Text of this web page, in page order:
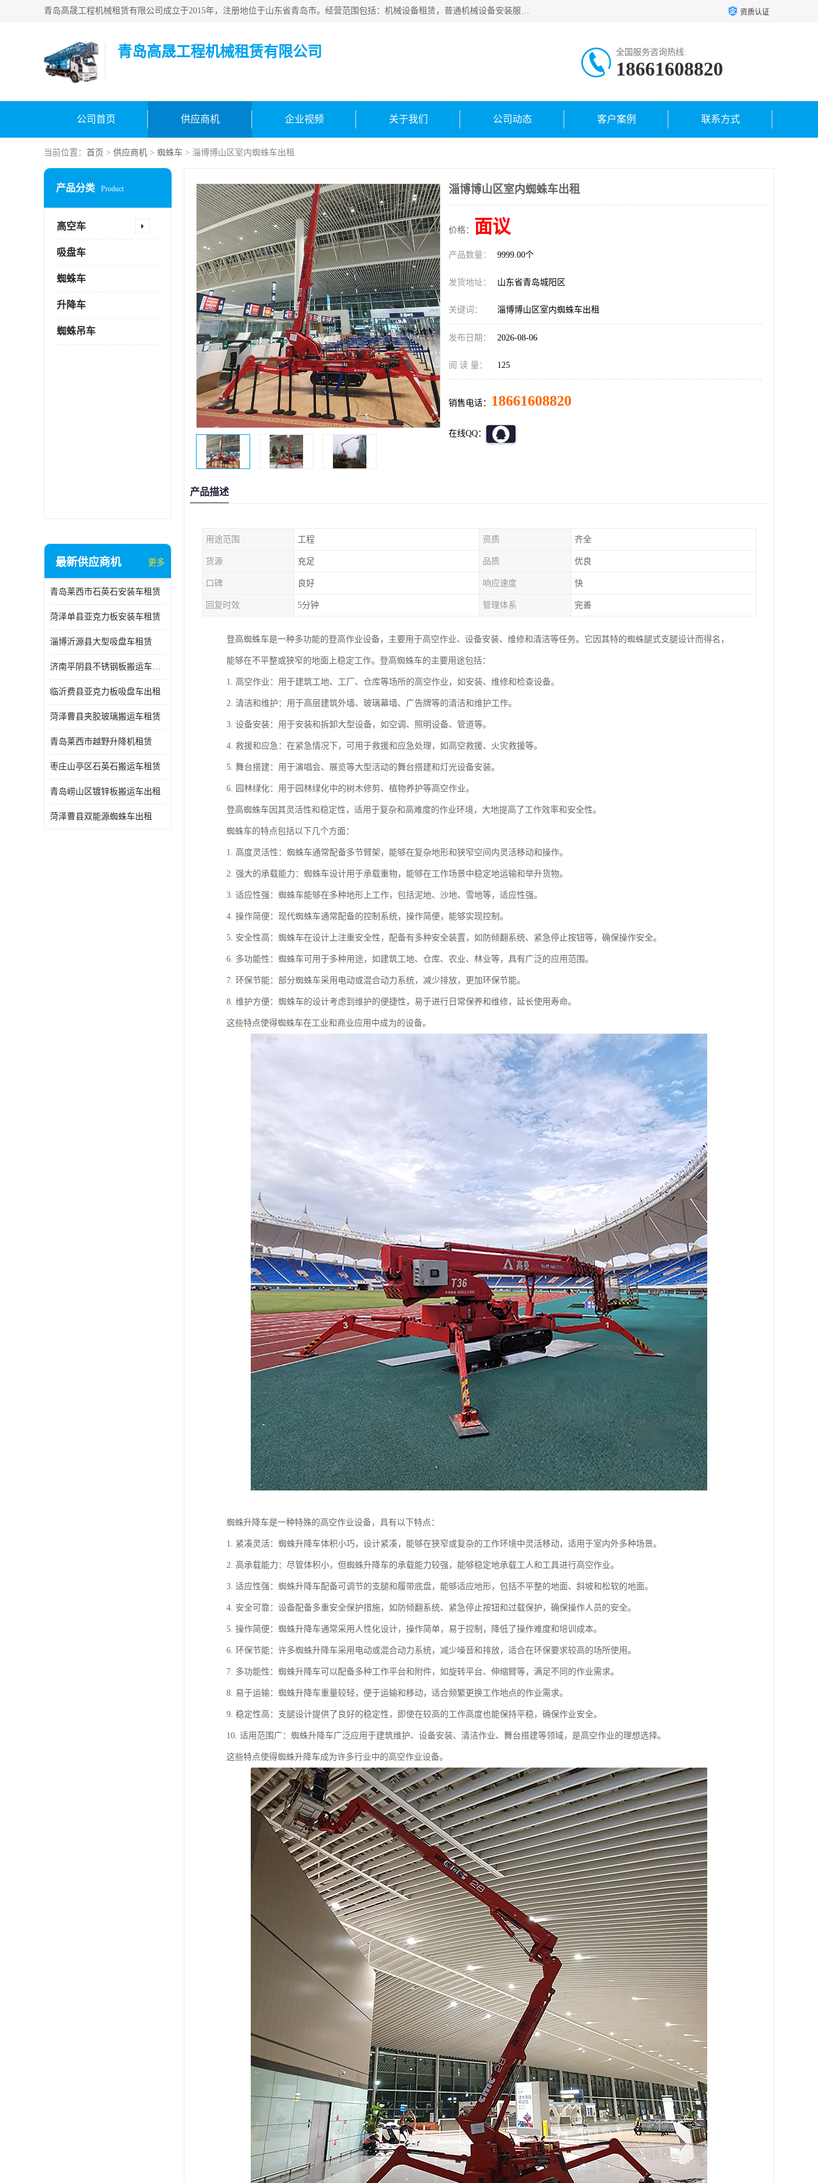
青岛高晟工程机械租赁有限公司成立于2015年，注册地位于山东省青岛市。经营范围包括：机械设备租赁，普通机械设备安装服务，电子、机械设备维护，专用设备修理，通用设备修理，机械设备销售，环境保护专用设备销售，建筑材料销售，专业保洁、清洗、消毒服务，劳动保护用品销售，信息技术咨询服务，汽车拖车、求援、清障服务，物业管理；工程管理服务，货物进出口，技术进出口，汽车销售，新能源汽车整车销售等。 资质认证
青岛高晟工程机械租赁有限公司 全国服务咨询热线:
18661608820
公司首页 供应商机 企业视频 关于我们 公司动态 客户案例 联系方式
当前位置： 首页 > 供应商机 > 蜘蛛车 > 淄博博山区室内蜘蛛车出租
产品分类 Product
高空车
吸盘车
蜘蛛车
升降车
蜘蛛吊车
最新供应商机 更多
青岛莱西市石英石安装车租赁
菏泽单县亚克力板安装车租赁
淄博沂源县大型吸盘车租赁
济南平阴县不锈钢板搬运车出租
临沂费县亚克力板吸盘车出租
菏泽曹县夹胶玻璃搬运车租赁
青岛莱西市越野升降机租赁
枣庄山亭区石英石搬运车租赁
青岛崂山区镀锌板搬运车出租
菏泽曹县双能源蜘蛛车出租
淄博博山区室内蜘蛛车出租
价格： 面议
产品数量： 9999.00个
发货地址： 山东省青岛城阳区
关键词： 淄博博山区室内蜘蛛车出租
发布日期： 2026-08-06
阅 读 量： 125
销售电话： 18661608820
在线QQ：
产品描述
用途范围 工程 资质 齐全
货源 充足 品质 优良
口碑 良好 响应速度 快
回复时效 5分钟 管理体系 完善
登高蜘蛛车是一种多功能的登高作业设备，主要用于高空作业、设备安装、维修和清洁等任务。它因其特的蜘蛛腿式支腿设计而得名，
能够在不平整或狭窄的地面上稳定工作。登高蜘蛛车的主要用途包括：
1. 高空作业：用于建筑工地、工厂、仓库等场所的高空作业，如安装、维修和检查设备。
2. 清洁和维护：用于高层建筑外墙、玻璃幕墙、广告牌等的清洁和维护工作。
3. 设备安装：用于安装和拆卸大型设备，如空调、照明设备、管道等。
4. 救援和应急：在紧急情况下，可用于救援和应急处理，如高空救援、火灾救援等。
5. 舞台搭建：用于演唱会、展览等大型活动的舞台搭建和灯光设备安装。
6. 园林绿化：用于园林绿化中的树木修剪、植物养护等高空作业。
登高蜘蛛车因其灵活性和稳定性，适用于复杂和高难度的作业环境，大地提高了工作效率和安全性。
蜘蛛车的特点包括以下几个方面：
1. 高度灵活性：蜘蛛车通常配备多节臂架，能够在复杂地形和狭窄空间内灵活移动和操作。
2. 强大的承载能力：蜘蛛车设计用于承载重物，能够在工作场景中稳定地运输和举升货物。
3. 适应性强：蜘蛛车能够在多种地形上工作，包括泥地、沙地、雪地等，适应性强。
4. 操作简便：现代蜘蛛车通常配备的控制系统，操作简便，能够实现控制。
5. 安全性高：蜘蛛车在设计上注重安全性，配备有多种安全装置，如防倾翻系统、紧急停止按钮等，确保操作安全。
6. 多功能性：蜘蛛车可用于多种用途，如建筑工地、仓库、农业、林业等，具有广泛的应用范围。
7. 环保节能：部分蜘蛛车采用电动或混合动力系统，减少排放，更加环保节能。
8. 维护方便：蜘蛛车的设计考虑到维护的便捷性，易于进行日常保养和维修，延长使用寿命。
这些特点使得蜘蛛车在工业和商业应用中成为的设备。
蜘蛛升降车是一种特殊的高空作业设备，具有以下特点：
1. 紧凑灵活：蜘蛛升降车体积小巧，设计紧凑，能够在狭窄或复杂的工作环境中灵活移动，适用于室内外多种场景。
2. 高承载能力：尽管体积小，但蜘蛛升降车的承载能力较强，能够稳定地承载工人和工具进行高空作业。
3. 适应性强：蜘蛛升降车配备可调节的支腿和履带底盘，能够适应地形，包括不平整的地面、斜坡和松软的地面。
4. 安全可靠：设备配备多重安全保护措施，如防倾翻系统、紧急停止按钮和过载保护，确保操作人员的安全。
5. 操作简便：蜘蛛升降车通常采用人性化设计，操作简单，易于控制，降低了操作难度和培训成本。
6. 环保节能：许多蜘蛛升降车采用电动或混合动力系统，减少噪音和排放，适合在环保要求较高的场所使用。
7. 多功能性：蜘蛛升降车可以配备多种工作平台和附件，如旋转平台、伸缩臂等，满足不同的作业需求。
8. 易于运输：蜘蛛升降车重量较轻，便于运输和移动，适合频繁更换工作地点的作业需求。
9. 稳定性高：支腿设计提供了良好的稳定性，即使在较高的工作高度也能保持平稳，确保作业安全。
10. 适用范围广：蜘蛛升降车广泛应用于建筑维护、设备安装、清洁作业、舞台搭建等领域，是高空作业的理想选择。
这些特点使得蜘蛛升降车成为许多行业中的高空作业设备。